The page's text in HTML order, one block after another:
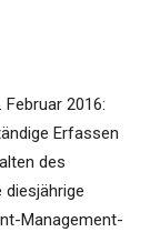
Februar 2016:
Erfassen
des
Management-